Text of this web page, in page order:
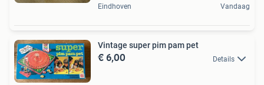
Eindhoven Vandaag
Vintage super pim pam pet
€ 6,00 Details